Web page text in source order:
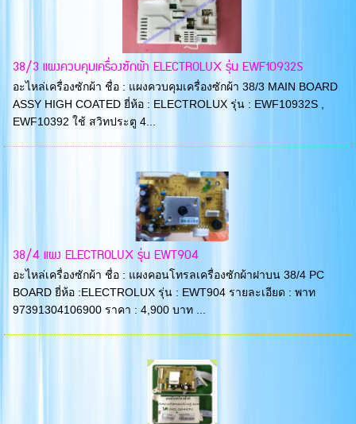
38/3 แผงควบคุมเครื่องซักผ้า ELECTROLUX รุ่น EWF10932S
อะไหล่เครื่องซักผ้า ชื่อ : แผงควบคุมเครื่องซักผ้า 38/3 MAIN BOARD
ASSY HIGH COATED ยี่ห้อ : ELECTROLUX รุ่น : EWF10932S ,
EWF10392 ใช้ สวิทประตู 4...
38/4 แผง ELECTROLUX รุ่น EWT904
อะไหล่เครื่องซักผ้า ชื่อ : แผงคอนโทรลเครื่องซักผ้าฝาบน 38/4 PC
BOARD ยี่ห้อ :ELECTROLUX รุ่น : EWT904 รายละเอียด : พาท
97391304106900 ราคา : 4,900 บาท ...